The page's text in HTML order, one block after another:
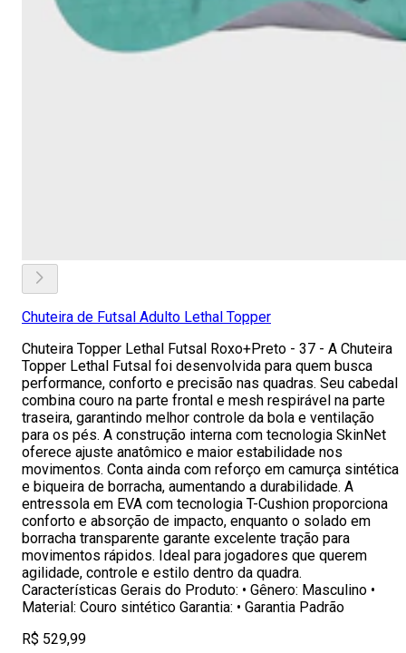
Chuteira de Futsal Adulto Lethal Topper
Chuteira Topper Lethal Futsal Roxo+Preto - 37 - A Chuteira
Topper Lethal Futsal foi desenvolvida para quem busca
performance, conforto e precisão nas quadras. Seu cabedal
combina couro na parte frontal e mesh respirável na parte
traseira, garantindo melhor controle da bola e ventilação
para os pés. A construção interna com tecnologia SkinNet
oferece ajuste anatômico e maior estabilidade nos
movimentos. Conta ainda com reforço em camurça sintética
e biqueira de borracha, aumentando a durabilidade. A
entressola em EVA com tecnologia T-Cushion proporciona
conforto e absorção de impacto, enquanto o solado em
borracha transparente garante excelente tração para
movimentos rápidos. Ideal para jogadores que querem
agilidade, controle e estilo dentro da quadra.
Características Gerais do Produto: • Gênero: Masculino •
Material: Couro sintético Garantia: • Garantia Padrão
R$ 529,99